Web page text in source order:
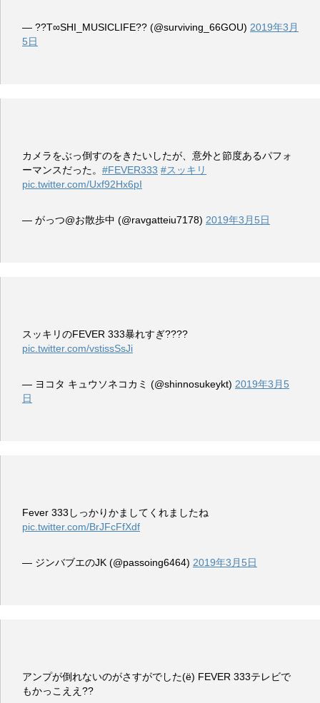
— ??T∞SHI_MUSICLIFE?? (@surviving_66GOU) 2019年3月
5日
カメラをぶっ倒すのをきたいしたが、意外と節度あるパフォ
ーマンスだった。 #FEVER333 #スッキリ
pic.twitter.com/Uxf92Hx6pI
— がっつ@お散歩中 (@ravgatteiu7178) 2019年3月5日
スッキリのFEVER 333暴れすぎ????
pic.twitter.com/vstissSsJi
— ヨコタ キュウソネコカミ (@shinnosukeykt) 2019年3月5
日
Fever 333しっかりかましてくれましたね
pic.twitter.com/BrJFcFfXdf
— ジンバブエのJK (@passoing6464) 2019年3月5日
アンプが倒れないのがさすがでした(ё) FEVER 333テレビで
もかっこええ??